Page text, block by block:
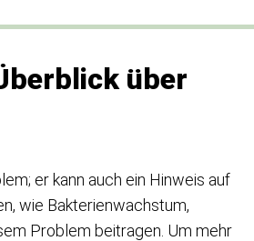
über
er kann auch ein Hinweis auf
wie Bakterienwachstum,
Problem beitragen. Um mehr